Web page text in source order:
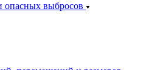
опасных выбросов